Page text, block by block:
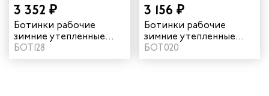
3 352 ₽
Ботинки рабочие
зимние утепленные
"Комфорт" с МП цвет
черный
БОТ128
3 156 ₽
Ботинки рабочие
зимние утепленные
"Комфорт" цвет
черный
БОТ020